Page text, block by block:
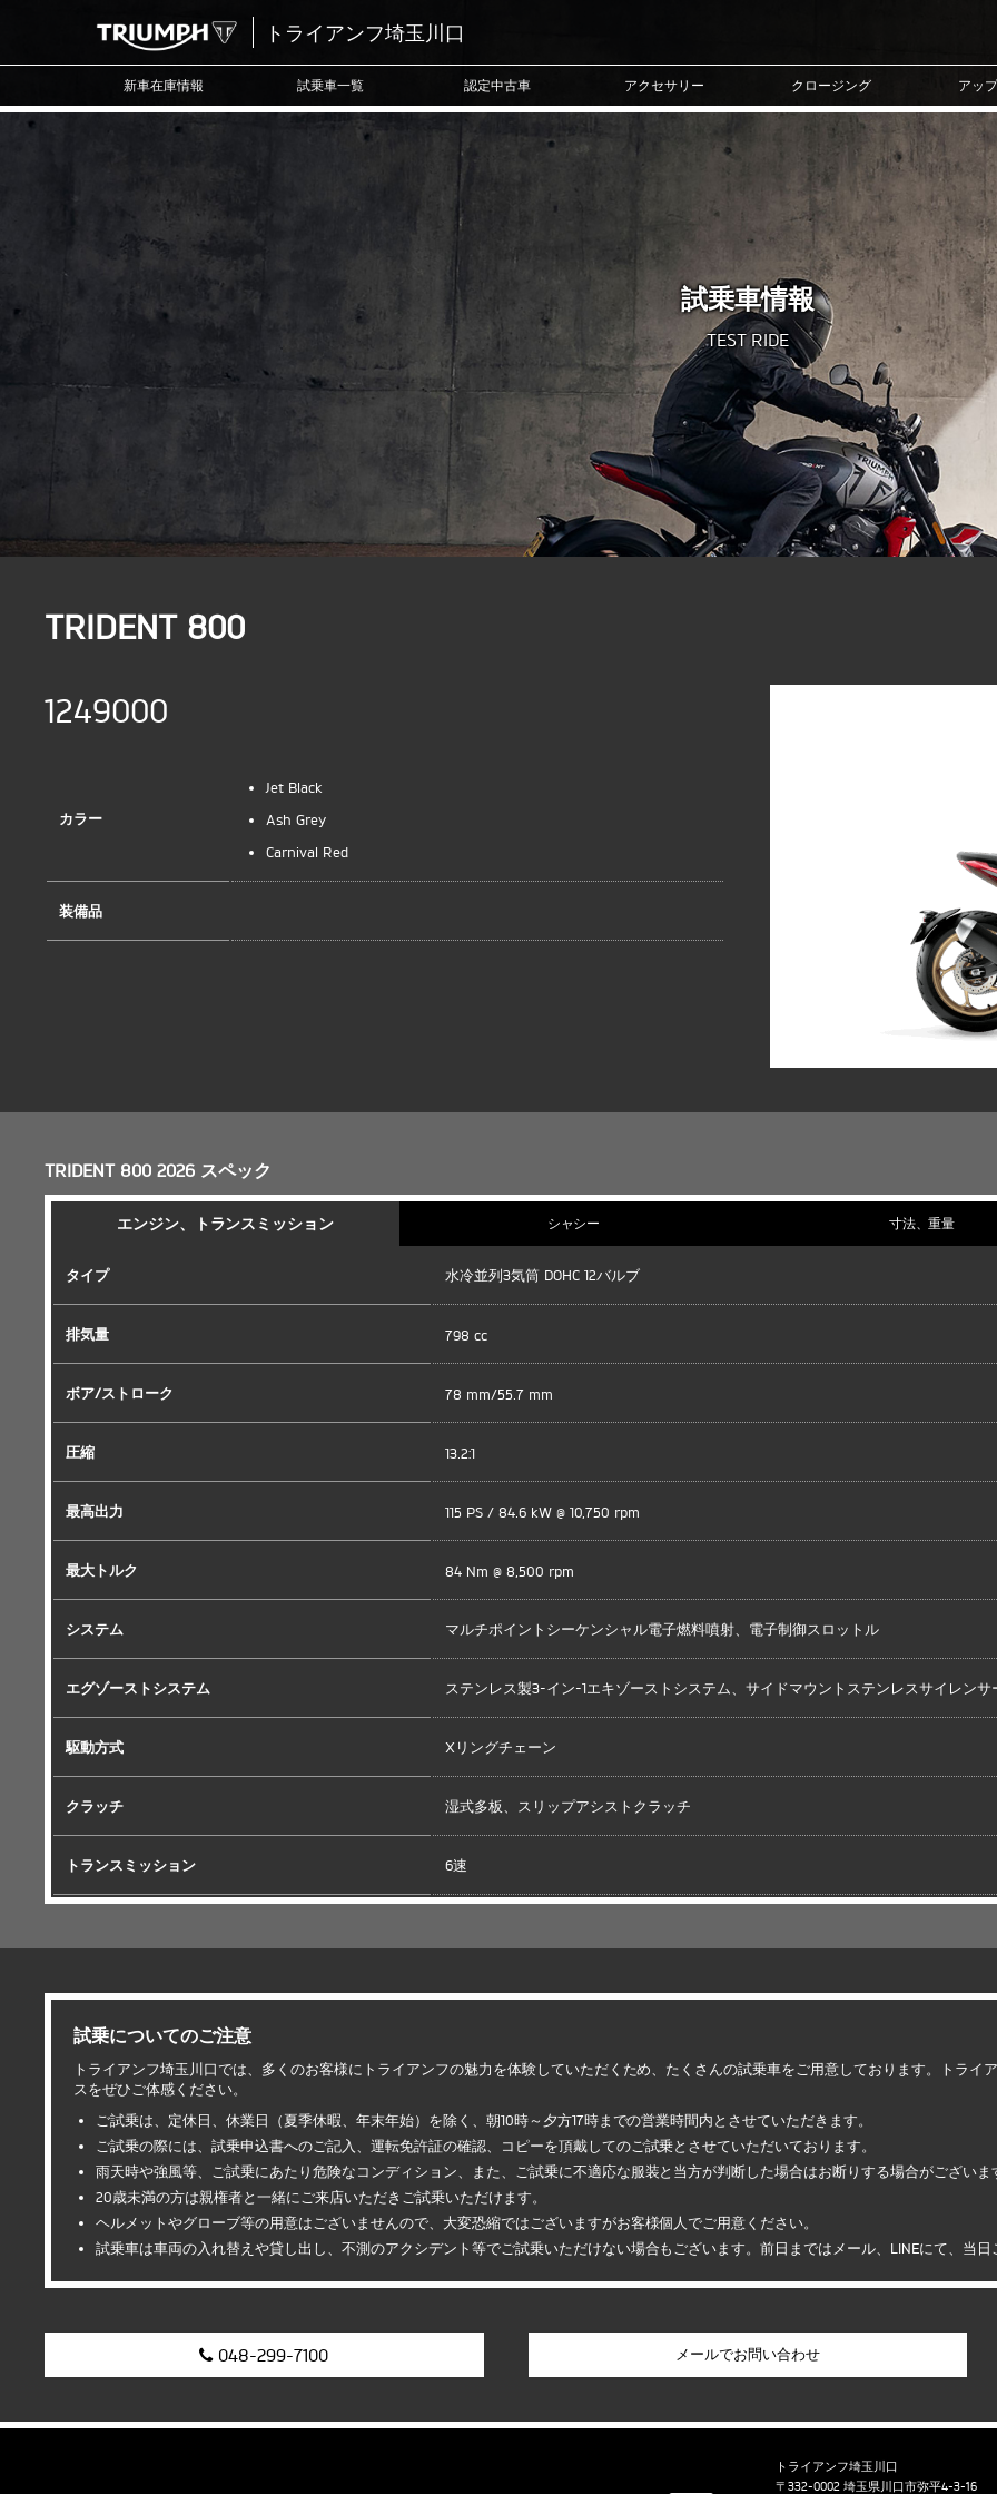
トライアンフ埼玉川口
新車在庫情報 試乗車一覧 認定中古車 アクセサリー クロージング アッ
試乗車情報
TEST RIDE
TRIDENT 800
1249000
カラー
Jet Black
Ash Grey
Carnival Red
装備品
TRIDENT 800 2026 スペック
エンジン、トランスミッション シャシー 寸法、重量
タイプ 水冷並列3気筒 DOHC 12バルブ
排気量 798 cc
ボア/ストローク 78 mm/55.7 mm
圧縮 13.2:1
最高出力 115 PS / 84.6 kW @ 10,750 rpm
最大トルク 84 Nm @ 8,500 rpm
システム マルチポイントシーケンシャル電子燃料噴射、電子制御スロットル
エグゾーストシステム ステンレス製3-イン-1エキゾーストシステム、サイドマウントステンレスサイレンサ
駆動方式 Xリングチェーン
クラッチ 湿式多板、スリップアシストクラッチ
トランスミッション 6速
試乗についてのご注意
トライアンフ埼玉川口では、多くのお客様にトライアンフの魅力を体験していただくため、たくさんの試乗車をご用意しております。トラ
スをぜひご体感ください。
ご試乗は、定休日、休業日（夏季休暇、年末年始）を除く、朝10時～夕方17時までの営業時間内とさせていただきます。
ご試乗の際には、試乗申込書へのご記入、運転免許証の確認、コピーを頂戴してのご試乗とさせていただいております。
雨天時や強風等、ご試乗にあたり危険なコンディション、また、ご試乗に不適応な服装と当方が判断した場合はお断りする場合がござい
20歳未満の方は親権者と一緒にご来店いただきご試乗いただけます。
ヘルメットやグローブ等の用意はございませんので、大変恐縮ではございますがお客様個人でご用意ください。
試乗車は車両の入れ替えや貸し出し、不測のアクシデント等でご試乗いただけない場合もございます。前日まではメール、LINEにて、当
048-299-7100
トライアンフ埼玉川口
〒332-0002 埼玉県川口市弥平4-3-16